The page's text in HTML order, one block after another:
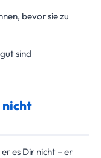
bevor sie zu
sind
nicht
es Dir nicht – er